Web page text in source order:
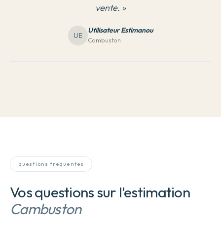
vente. »
UE
Utilisateur Estimanou
Cambuston
questions frequentes
Vos questions sur l'estimation
Cambuston